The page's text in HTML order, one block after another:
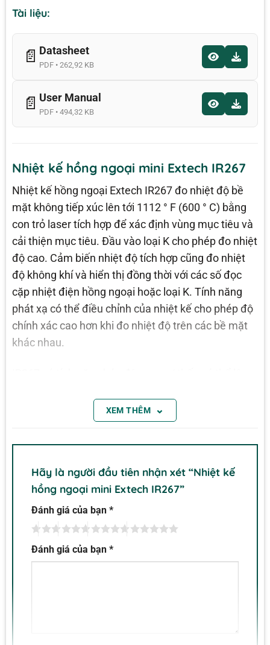
Tài liệu:
📄 Datasheet
PDF • 262,92 KB
📄 User Manual
PDF • 494,32 KB
Nhiệt kế hồng ngoại mini Extech IR267
Nhiệt kế hồng ngoại Extech IR267 đo nhiệt độ bề
mặt không tiếp xúc lên tới 1112 ° F (600 ° C) bằng
con trỏ laser tích hợp để xác định vùng mục tiêu và
cải thiện mục tiêu. Đầu vào loại K cho phép đo nhiệt
độ cao. Cảm biến nhiệt độ tích hợp cũng đo nhiệt
độ không khí và hiển thị đồng thời với các số đọc
cặp nhiệt điện hồng ngoại hoặc loại K. Tính năng
phát xạ có thể điều chỉnh của nhiệt kế cho phép độ
chính xác cao hơn khi đo nhiệt độ trên các bề mặt
khác nhau.
khi nhiệt độ vượt quá giới hạn đã đặt. Đèn nền màu
trắng sáng chiếu sáng màn hình để sử dụng ánh
XEM THÊM ⌄
Hãy là người đầu tiên nhận xét “Nhiệt kế
hồng ngoại mini Extech IR267”
Đánh giá của bạn *
Đánh giá của bạn *